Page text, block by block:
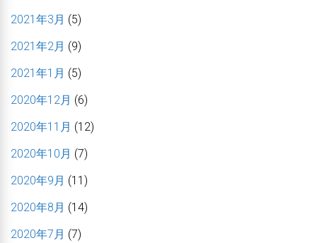
2021年3月 (5)
2021年2月 (9)
2021年1月 (5)
2020年12月 (6)
2020年11月 (12)
2020年10月 (7)
2020年9月 (11)
2020年8月 (14)
2020年7月 (7)